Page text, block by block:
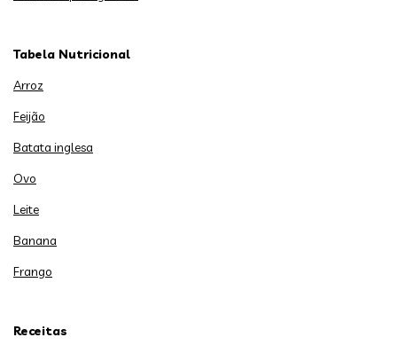
Tabela Nutricional
Arroz
Feijão
Batata inglesa
Ovo
Leite
Banana
Frango
Receitas